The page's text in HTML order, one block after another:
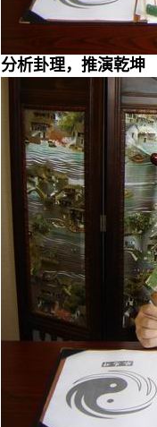
分析卦理，推演乾坤